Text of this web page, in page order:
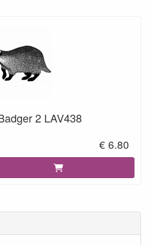
2 LAV438
€ 6.80